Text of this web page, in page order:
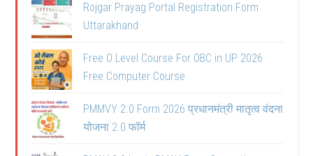
Rojgar Prayag Portal Registration Form
Uttarakhand
Free O Level Course For OBC in UP 2026
Free Computer Course
PMMVY 2.0 Form 2026 प्रधानमंत्री मातृत्व वंदना
योजना 2.0 फॉर्म